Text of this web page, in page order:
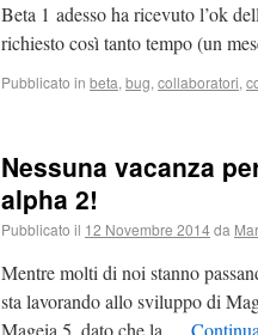
Beta 1 adesso ha ricevuto l’ok
richiesto così tanto tempo (un
Pubblicato in beta, bug, collaboratori,
Nessuna vacanza
alpha 2!
Pubblicato il 12 Novembre 2014da
Mentre molti di noi stanno
sta lavorando allo sviluppo di
Mageia 5, dato che la …